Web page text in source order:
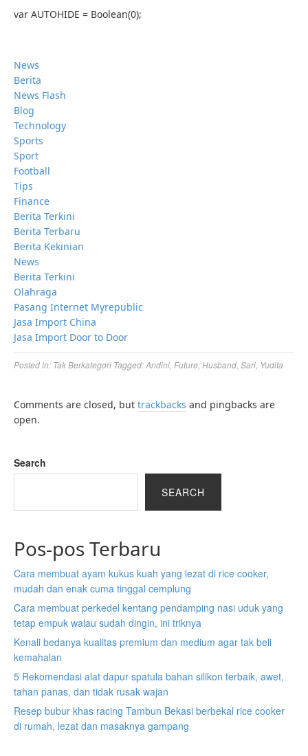
var AUTOHIDE = Boolean(0);
News
Berita
News Flash
Blog
Technology
Sports
Sport
Football
Tips
Finance
Berita Terkini
Berita Terbaru
Berita Kekinian
News
Berita Terkini
Olahraga
Pasang Internet Myrepublic
Jasa Import China
Jasa Import Door to Door
Posted in: Tak Berkategori Tagged:Andini Future Husband Sari Yudita
Comments are closed, but trackbacks and pingbacks are
open.
Search
SEARCH
Pos-pos Terbaru
Cara membuat ayam kukus kuah yang lezat di rice cooker,
mudah dan enak cuma tinggal cemplung
Cara membuat perkedel kentang pendamping nasi uduk yang
tetap empuk walau sudah dingin, ini triknya
Kenali bedanya kualitas premium dan medium agar tak beli
kemahalan
5 Rekomendasi alat dapur spatula bahan silikon terbaik, awet,
tahan panas, dan tidak rusak wajan
Resep bubur khas racing Tambun Bekasi berbekal rice cooker
di rumah, lezat dan masaknya gampang